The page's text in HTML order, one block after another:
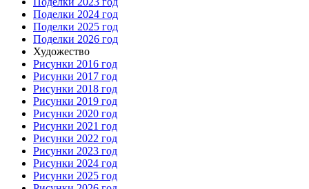
Поделки 2024 год
Поделки 2025 год
Поделки 2026 год
Художество
Рисунки 2016 год
Рисунки 2017 год
Рисунки 2018 год
Рисунки 2019 год
Рисунки 2020 год
Рисунки 2021 год
Рисунки 2022 год
Рисунки 2023 год
Рисунки 2024 год
Рисунки 2025 год